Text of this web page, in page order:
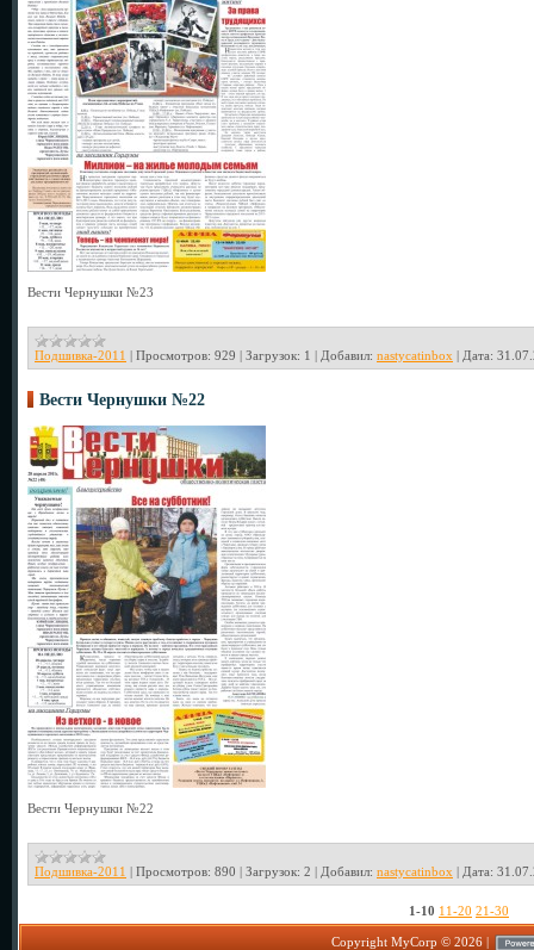
Вести Чернушки №23
Подшивка-2011 | Просмотров: 929 | Загрузок: 1 | Добавил: nastycatinbox | Дата:
Вести Чернушки №22
Вести Чернушки №22
Подшивка-2011 | Просмотров: 890 | Загрузок: 2 | Добавил: nastycatinbox | Дата:
1-10 11-20 21-30
Copyright MyCorp © 2026|